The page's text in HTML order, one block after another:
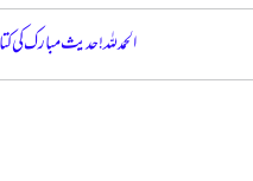
الحمدللہ! حدیث مبارک